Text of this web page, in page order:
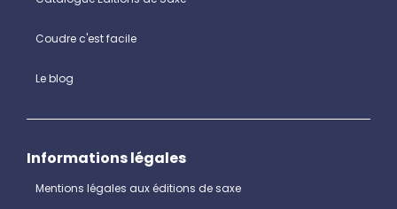
Coudre c'est facile
Le blog
Informations légales
Mentions légales aux éditions de saxe